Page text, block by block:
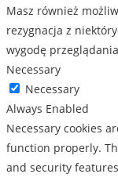
Masz również
rezygnacja z
wygodę
Necessary
Necessary
Always Enabled
Necessary cookies
function properly.
and security